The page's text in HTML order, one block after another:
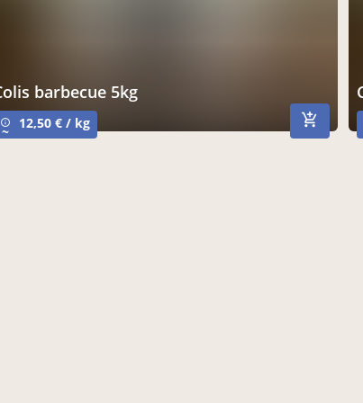
colis barbecue 5kg
info_outline
~ 12,50 € / kg